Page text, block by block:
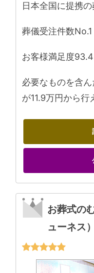
日本全国に提携
葬儀受注件数No.1
お客様満足度93.4
必要なものを含
が11.9万円から行
お葬式の
ューネス）